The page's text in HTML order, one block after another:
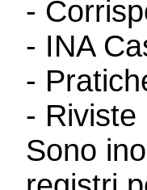
-
- INA
-
- Riviste
Sono